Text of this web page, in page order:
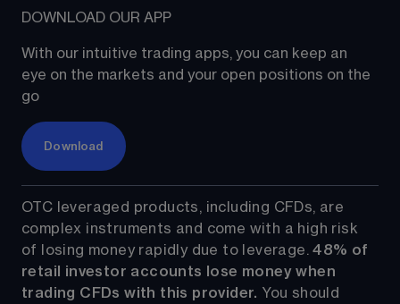
DOWNLOAD OUR APP
With our intuitive trading apps, you can keep an
eye on the markets and your open positions on the
go
Download
OTC leveraged products, including CFDs, are
complex instruments and come with a high risk
of losing money rapidly due to leverage. 48% of
retail investor accounts lose money when
trading CFDs with this provider. You should